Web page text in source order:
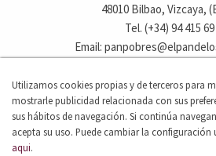
48010 Bilbao, Vizcaya,
Tel. (+34) 94 415
Email:
© 2020
Aviso legal
Cláusula de
Política de
Utilizamos cookies propias y de terceros para
mostrarle publicidad relacionada con sus
sus hábitos de navegación. Si continúa
acepta su uso. Puede cambiar la
aqui.